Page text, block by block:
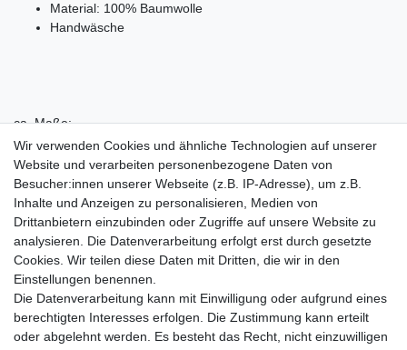
Material: 100% Baumwolle
Handwäsche
ca. Maße:
68E-12163 = Gesamtlänge:29cm, Brustweite:27cm,
Ärmellänge:25cm, Schulterbreite:5.5cm
80E-12164 = Gesamtlänge:32.5cm, Brustweite:29.5cm,
Ärmellänge:29cm, Schulterbreite:6cm
86E-12165 = Gesamtlänge:34.5cm, Brustweite:31cm,
Ärmellänge:31.5cm, Schulterbreite:6cm
Wir verwenden Cookies und ähnliche Technologien auf unserer
Website und verarbeiten personenbezogene Daten von
Besucher:innen unserer Webseite (z.B. IP-Adresse), um z.B.
Inhalte und Anzeigen zu personalisieren, Medien von
Drittanbietern einzubinden oder Zugriffe auf unsere Website zu
analysieren. Die Datenverarbeitung erfolgt erst durch gesetzte
Cookies. Wir teilen diese Daten mit Dritten, die wir in den
Einstellungen benennen.
Die Datenverarbeitung kann mit Einwilligung oder aufgrund eines
berechtigten Interesses erfolgen. Die Zustimmung kann erteilt
oder abgelehnt werden. Es besteht das Recht, nicht einzuwilligen